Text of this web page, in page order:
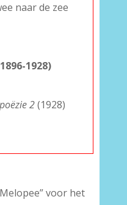
naar de zee
1928)
2(1928)
voor het